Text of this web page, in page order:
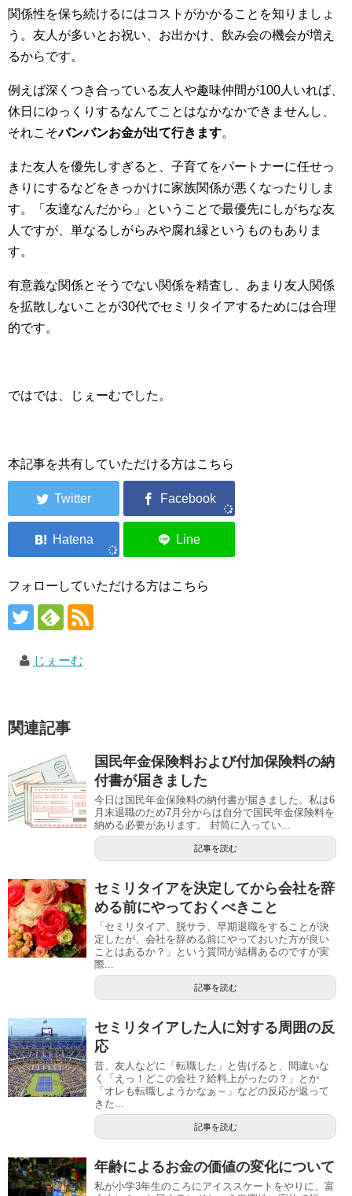
関係性を保ち続けるにはコストがかかることを知りましょ
う。友人が多いとお祝い、お出かけ、飲み会の機会が増え
るからです。
例えば深くつき合っている友人や趣味仲間が100人いれば、
休日にゆっくりするなんてことはなかなかできませんし、
それこそバンバンお金が出て行きます。
また友人を優先しすぎると、子育てをパートナーに任せっ
きりにするなどをきっかけに家族関係が悪くなったりしま
す。「友達なんだから」ということで最優先にしがちな友
人ですが、単なるしがらみや腐れ縁というものもありま
す。
有意義な関係とそうでない関係を精査し、あまり友人関係
を拡散しないことが30代でセミリタイアするためには合理
的です。
ではでは、じぇーむでした。
本記事を共有していただける方はこちら
フォローしていただける方はこちら
じぇーむ
関連記事
国民年金保険料および付加保険料の納
付書が届きました
今日は国民年金保険料の納付書が届きました。私は6
月末退職のため7月分からは自分で国民年金保険料を
納める必要があります。 封筒に入ってい...
記事を読む
セミリタイアを決定してから会社を辞
める前にやっておくべきこと
「セミリタイア、脱サラ、早期退職をすることが決
定したが、会社を辞める前にやっておいた方が良い
ことはあるか？」という質問が結構あるのですが実
際...
記事を読む
セミリタイアした人に対する周囲の反
応
昔、友人などに「転職した」と告げると、間違いな
く「えっ！どこの会社？給料上がったの？」とか
「オレも転職しようかなぁ～」などの反応が返って
きた...
記事を読む
年齢によるお金の価値の変化について
私が小学3年生のころにアイススケートをやりに、富